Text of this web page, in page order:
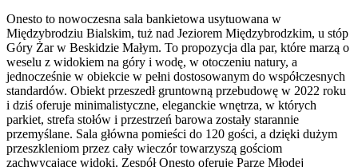
Onesto to nowoczesna sala bankietowa usytuowana w
Międzybrodziu Bialskim, tuż nad Jeziorem Międzybrodzkim, u stóp
Góry Żar w Beskidzie Małym. To propozycja dla par, które marzą o
weselu z widokiem na góry i wodę, w otoczeniu natury, a
jednocześnie w obiekcie w pełni dostosowanym do współczesnych
standardów. Obiekt przeszedł gruntowną przebudowę w 2022 roku
i dziś oferuje minimalistyczne, eleganckie wnętrza, w których
parkiet, strefa stołów i przestrzeń barowa zostały starannie
przemyślane. Sala główna pomieści do 120 gości, a dzięki dużym
przeszkleniom przez cały wieczór towarzyszą gościom
zachwycające widoki. Zespół Onesto oferuje Parze Młodej